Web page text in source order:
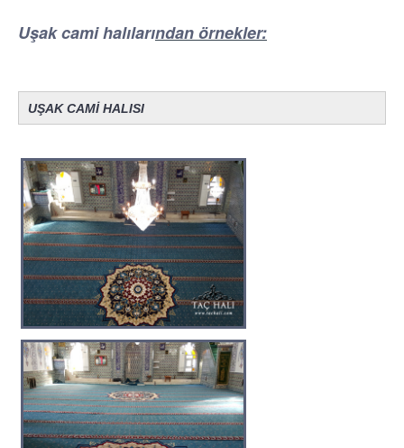
Uşak cami halılarından örnekler:
UŞAK CAMİ HALISI